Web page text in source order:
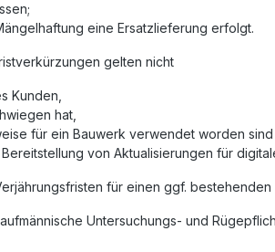
eine Ersatzlieferung erfolgt.
gelten nicht
Kunden,
hat,
für ein Bauwerk verwendet worden
von Aktualisierungen für
für einen ggf.
Untersuchungs- und